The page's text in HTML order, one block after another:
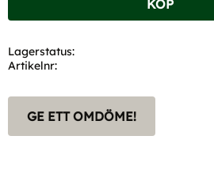
KÖP
Lagerstatus
Artikelnr
GE ETT OMDÖME!